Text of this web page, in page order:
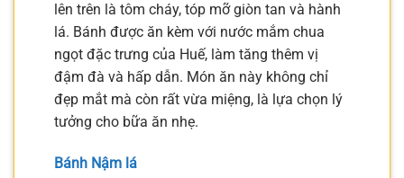
lên trên là tôm cháy, tóp mỡ giòn tan và hành
lá. Bánh được ăn kèm với nước mắm chua
ngọt đặc trưng của Huế, làm tăng thêm vị
đậm đà và hấp dẫn. Món ăn này không chỉ
đẹp mắt mà còn rất vừa miệng, là lựa chọn lý
tưởng cho bữa ăn nhẹ.
Bánh Nậm lá